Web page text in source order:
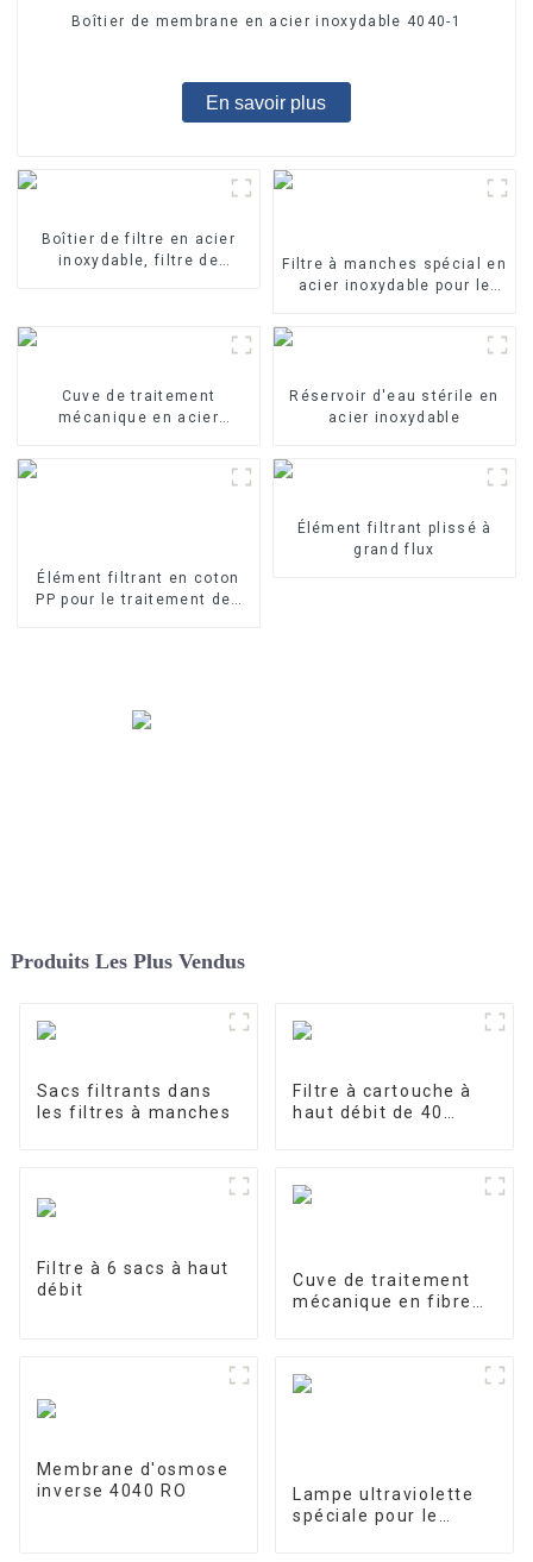
Boîtier de membrane en acier inoxydable 4040-1
En savoir plus
Boîtier de filtre en acier
inoxydable, filtre de
Filtre à manches spécial en
acier inoxydable pour le
Cuve de traitement
mécanique en acier
Réservoir d'eau stérile en
acier inoxydable
Élément filtrant en coton
PP pour le traitement des
Élément filtrant plissé à
grand flux
Produits Les Plus Vendus
Sacs filtrants dans
les filtres à manches
Filtre à cartouche à
haut débit de 40
Filtre à 6 sacs à haut
débit
Cuve de traitement
mécanique en fibre
Membrane d'osmose
inverse 4040 RO
Lampe ultraviolette
spéciale pour le